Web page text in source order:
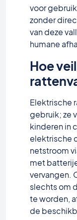
voor
zonder
van deze
humane
Hoe
Elektrische
gebruik; ze
kinderen in
elektrische
netstroom
met
vervangen.
slechts om
te worden,
de